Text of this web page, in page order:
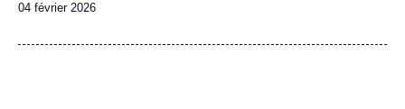
Date
publication
04 février 2026